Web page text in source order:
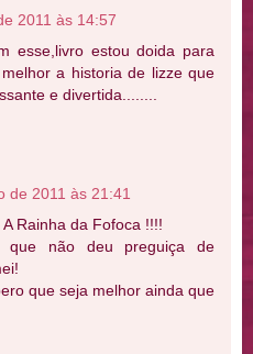
2011 às 14:57
esse,livro estou doida para
a historia de lizze que
e divertida........
de 2011 às 21:41
Rainha da Fofoca !!!!
não deu preguiça de
que seja melhor ainda que